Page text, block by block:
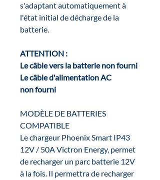
s'adaptant automatiquement à
l'état initial de décharge de la
batterie.
ATTENTION :
Le câble vers la batterie non fourni
Le câble d'alimentation AC
nonfourni
MODÈLE DE BATTERIES
COMPATIBLE
Le chargeur Phoenix Smart IP43
12V / 50A Victron Energy, permet
de recharger un parc batterie 12V
à la fois. Il permettra de recharger